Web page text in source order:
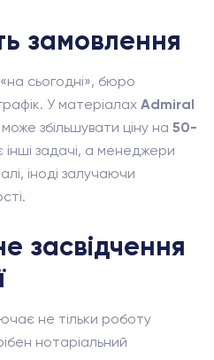
замовлення
сьогодні», бюро
У матеріалах Admiral
збільшувати ціну на 50-
інші задачі, а менеджери
іноді залучаючи
засвідчення
не тільки роботу
нотаріальний